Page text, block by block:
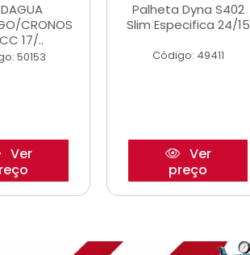
CRONOS
17/..
50153
Ver
Palheta Dyna S402
Slim Especifica 24/15
Código: 49411
Ver
preço